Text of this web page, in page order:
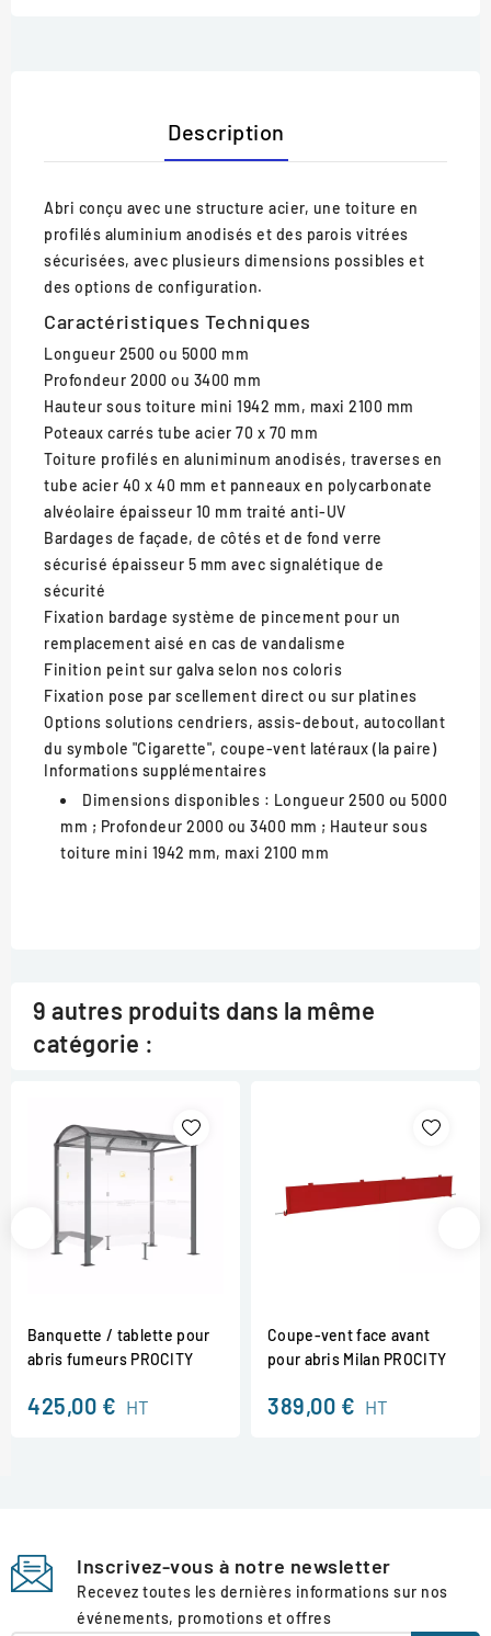
Description
Abri conçu avec une structure acier, une toiture en
profilés aluminium anodisés et des parois vitrées
sécurisées, avec plusieurs dimensions possibles et
des options de configuration.
Caractéristiques Techniques
Longueur 2500 ou 5000 mm
Profondeur 2000 ou 3400 mm
Hauteur sous toiture mini 1942 mm, maxi 2100 mm
Poteaux carrés tube acier 70 x 70 mm
Toiture profilés en aluniminum anodisés, traverses en
tube acier 40 x 40 mm et panneaux en polycarbonate
alvéolaire épaisseur 10 mm traité anti-UV
Bardages de façade, de côtés et de fond verre
sécurisé épaisseur 5 mm avec signalétique de
sécurité
Fixation bardage système de pincement pour un
remplacement aisé en cas de vandalisme
Finition peint sur galva selon nos coloris
Fixation pose par scellement direct ou sur platines
Options solutions cendriers, assis-debout, autocollant
du symbole "Cigarette", coupe-vent latéraux (la paire)
Informations supplémentaires
Dimensions disponibles : Longueur 2500 ou 5000
mm ; Profondeur 2000 ou 3400 mm ; Hauteur sous
toiture mini 1942 mm, maxi 2100 mm
9 autres produits dans la même
catégorie :
Banquette / tablette pour
abris fumeurs PROCITY
425,00 € HT
Coupe-vent face avant
pour abris Milan PROCITY
389,00 € HT
Inscrivez-vous à notre newsletter
Recevez toutes les dernières informations sur nos
événements, promotions et offres